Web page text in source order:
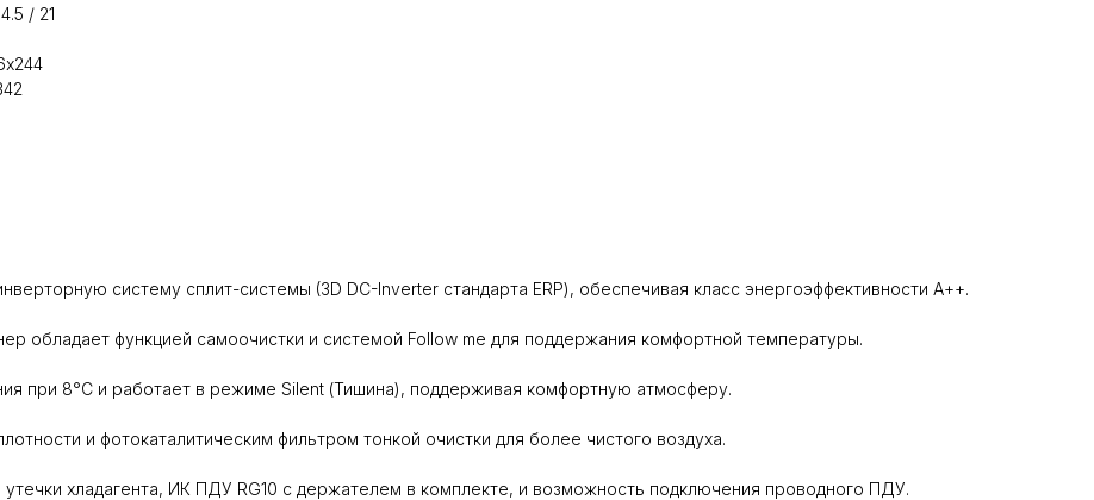
/ 21
систему сплит-системы (3D DC-Inverter стандарта ERP), обеспечивая класс энергоэффективности А++.
обладает функцией самоочистки и системой Follow me для поддержания комфортной температуры.
при 8°С и работает в режиме Silent (Тишина), поддерживая комфортную атмосферу.
и фотокаталитическим фильтром тонкой очистки для более чистого воздуха.
хладагента, ИК ПДУ RG10 с держателем в комплекте, и возможность подключения проводного ПДУ.